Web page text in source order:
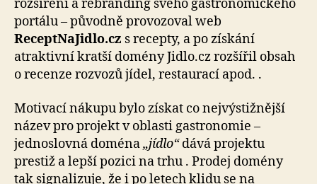
rozšíření a rebranding svého gastronomického
portálu – původně provozoval web
ReceptNaJidlo.cz s recepty, a po získání
atraktivní kratší domény Jidlo.cz rozšířil obsah
o recenze rozvozů jídel, restaurací apod. .
Motivací nákupu bylo získat co nejvýstižnější
název pro projekt v oblasti gastronomie –
jednoslovná doména„jídlo“dává projektu
prestiž a lepší pozici na trhu . Prodej domény
tak signalizuje, že i po letech klidu se na